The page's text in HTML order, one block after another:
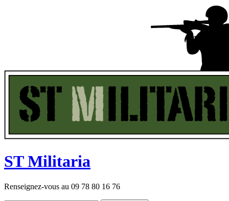
STMilitaria
Renseignez-vous au 09 78 80 16 76